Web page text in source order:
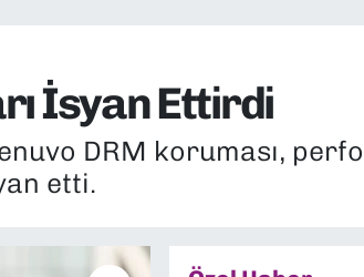
İsyan Ettirdi
DRM koruması,
etti.